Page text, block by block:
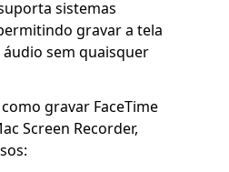
sistemas
gravar a tela
áudio sem quaisquer
gravar FaceTime
Screen Recorder,